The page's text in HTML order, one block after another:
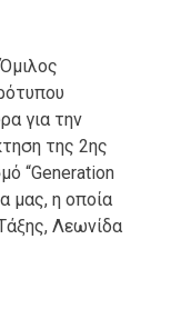
για την
της 2ης
“Generation
μας, η οποία
Λεωνίδα